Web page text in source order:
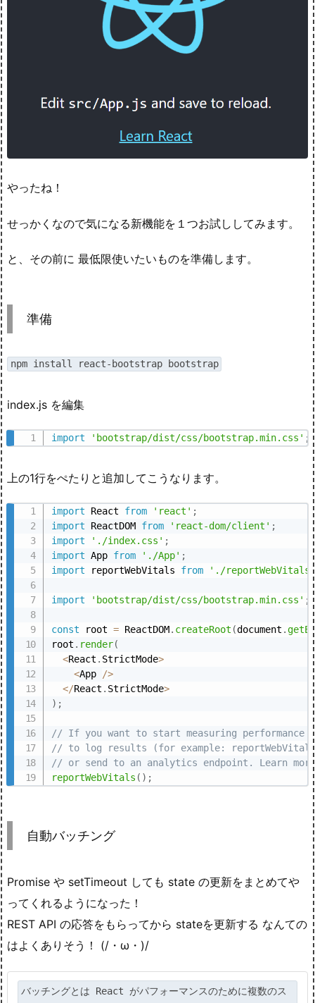
やったね！
せっかくなので気になる新機能を１つお試ししてみます。
と、その前に 最低限使いたいものを準備します。
準備
npm install react-bootstrap bootstrap
index.js を編集
import 'bootstrap/dist/css/bootstrap.min.css' ;
上の1行をぺたりと追加してこうなります。
import React from 'react' ;
import ReactDOM from 'react-dom/client' ;
import
'./index.css' ;
import App from './App' ;
import reportWebVitals from './
import 'bootstrap/dist/css/bootstrap.min.css' ;
const root = ReactDOM. createRoot (document .
root . render(
<React . StrictMode>
<App />
</React . StrictMode>
) ;
// If you want to start measuring performance
// to log results (for example:
// or send to an analytics endpoint. Learn
reportWebVitals ( ) ;
自動バッチング
Promise や setTimeout しても state の更新をまとめてや
ってくれるようになった！
REST API の応答をもらってから stateを更新する なんての
はよくありそう！ (/・ω・)/
バッチングとは React がパフォーマンスのために複数のス